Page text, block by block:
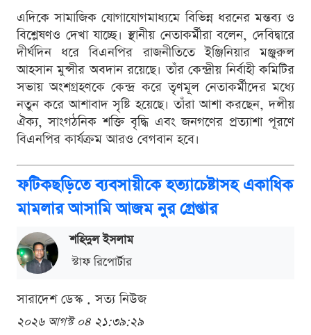
এদিকে সামাজিক যোগাযোগমাধ্যমে বিভিন্ন ধরনের মন্তব্য ও
বিশ্লেষণও দেখা যাচ্ছে। স্থানীয় নেতাকর্মীরা বলেন, দেবিদ্বারে
দীর্ঘদিন ধরে বিএনপির রাজনীতিতে ইঞ্জিনিয়ার মঞ্জুরুল
আহসান মুন্সীর অবদান রয়েছে। তাঁর কেন্দ্রীয় নির্বাহী কমিটির
সভায় অংশগ্রহণকে কেন্দ্র করে তৃণমূল নেতাকর্মীদের মধ্যে
নতুন করে আশাবাদ সৃষ্টি হয়েছে। তাঁরা আশা করছেন, দলীয়
ঐক্য, সাংগঠনিক শক্তি বৃদ্ধি এবং জনগণের প্রত্যাশা পূরণে
বিএনপির কার্যক্রম আরও বেগবান হবে।
ফটিকছড়িতে ব্যবসায়ীকে হত্যাচেষ্টাসহ একাধিক
মামলার আসামি আজম নুর গ্রেপ্তার
শ‌হিদুল ইসলাম
স্টাফ রিপোর্টার
সারাদেশ ডেস্ক . সত্য নিউজ
২০২৬ আগস্ট ০৪ ২১:৩৯:২৯